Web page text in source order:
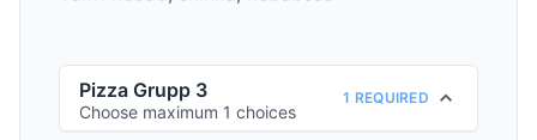
Pizza Grupp 3
Choose maximum 1 choices
1 REQUIRED